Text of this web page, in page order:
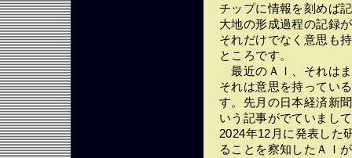
チップに情報を刻めば
大地の形成過程の記録
それだけでなく意思も
ところです。
最近のＡＩ、それは
それは意思を持ってい
す。先月の日本経済新
いう記事がでていまし
2024年12月に発表した
ることを察知したＡＩ